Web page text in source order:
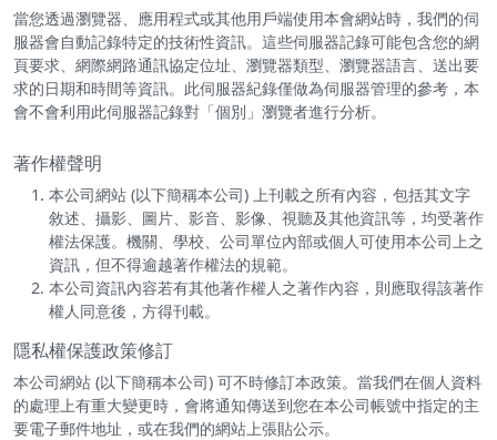
當您透過瀏覽器、應用程式或其他用戶端使用本會網站時，我們的伺
服器會自動記錄特定的技術性資訊。這些伺服器記錄可能包含您的網
頁要求、網際網路通訊協定位址、瀏覽器類型、瀏覽器語言、送出要
求的日期和時間等資訊。此伺服器紀錄僅做為伺服器管理的參考，本
會不會利用此伺服器記錄對「個別」瀏覽者進行分析。
著作權聲明
本公司網站 (以下簡稱本公司) 上刊載之所有內容，包括其文字
敘述、攝影、圖片、影音、影像、視聽及其他資訊等，均受著作
權法保護。機關、學校、公司單位內部或個人可使用本公司上之
資訊，但不得逾越著作權法的規範。
本公司資訊內容若有其他著作權人之著作內容，則應取得該著作
權人同意後，方得刊載。
隱私權保護政策修訂
本公司網站 (以下簡稱本公司) 可不時修訂本政策。當我們在個人資料
的處理上有重大變更時，會將通知傳送到您在本公司帳號中指定的主
要電子郵件地址，或在我們的網站上張貼公示。